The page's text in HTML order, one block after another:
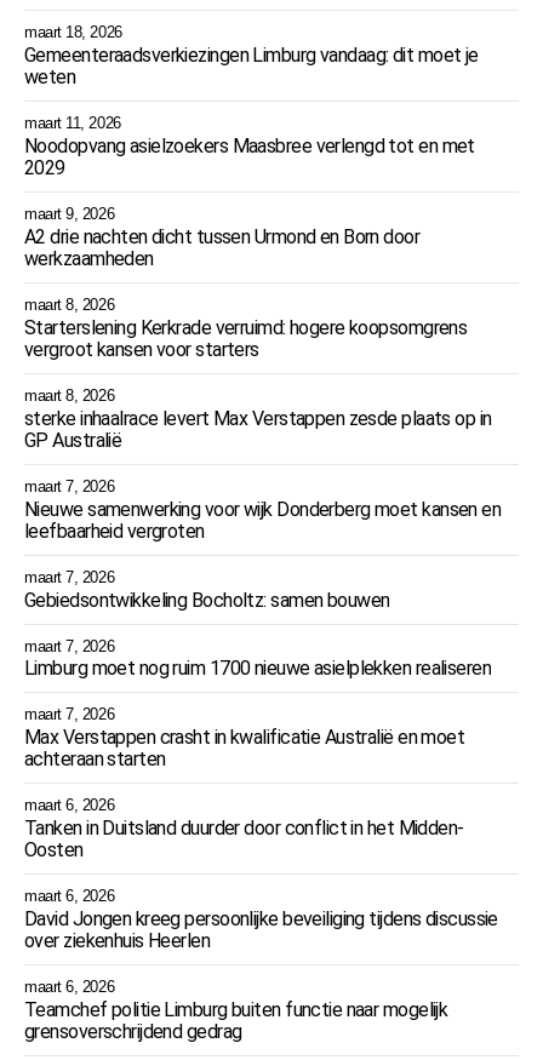
maart 18, 2026
Gemeenteraadsverkiezingen Limburg vandaag: dit moet je
weten
maart 11, 2026
Noodopvang asielzoekers Maasbree verlengd tot en met
2029
maart 9, 2026
A2 drie nachten dicht tussen Urmond en Born door
werkzaamheden
maart 8, 2026
Starterslening Kerkrade verruimd: hogere koopsomgrens
vergroot kansen voor starters
maart 8, 2026
sterke inhaalrace levert Max Verstappen zesde plaats op in
GP Australië
maart 7, 2026
Nieuwe samenwerking voor wijk Donderberg moet kansen en
leefbaarheid vergroten
maart 7, 2026
Gebiedsontwikkeling Bocholtz: samen bouwen
maart 7, 2026
Limburg moet nog ruim 1700 nieuwe asielplekken realiseren
maart 7, 2026
Max Verstappen crasht in kwalificatie Australië en moet
achteraan starten
maart 6, 2026
Tanken in Duitsland duurder door conflict in het Midden-
Oosten
maart 6, 2026
David Jongen kreeg persoonlijke beveiliging tijdens discussie
over ziekenhuis Heerlen
maart 6, 2026
Teamchef politie Limburg buiten functie naar mogelijk
grensoverschrijdend gedrag